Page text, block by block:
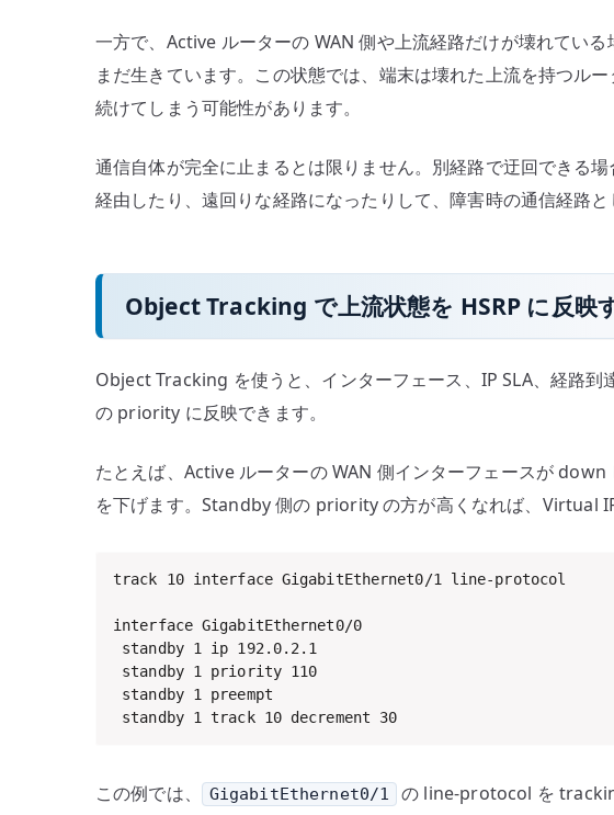
一方で、Active ルーターの WAN 側や上流経路だけが壊れてい
まだ生きています。この状態では、端末は壊れた上流を持つル
続けてしまう可能性があります。
通信自体が完全に止まるとは限りません。別経路で迂回できる
経由したり、遠回りな経路になったりして、障害時の通信経路と
Object Tracking で上流状態を HSRP に反映
Object Tracking を使うと、インターフェース、IP SLA、経路到
の priority に反映できます。
たとえば、Active ルーターの WAN 側インターフェースが
を下げます。Standby 側の priority の方が高くなれば、Virtual
track 10 interface GigabitEthernet0/1 line-protocol
interface GigabitEthernet0/0
standby 1 ip 192.0.2.1
standby 1 priority 110
standby 1 preempt
standby 1 track 10 decrement 30
この例では、 GigabitEthernet0/1
の line-protocol を